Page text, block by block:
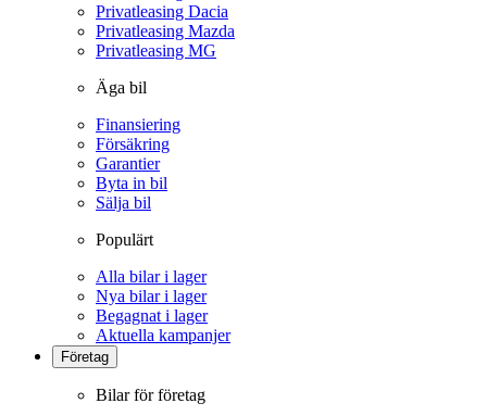
Privatleasing Dacia
Privatleasing Mazda
Privatleasing MG
Äga bil
Finansiering
Försäkring
Garantier
Byta in bil
Sälja bil
Populärt
Alla bilar i lager
Nya bilar i lager
Begagnat i lager
Aktuella kampanjer
Företag
Bilar för företag